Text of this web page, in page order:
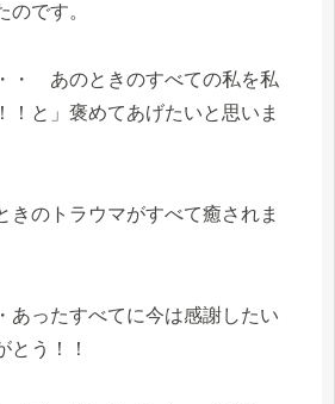
のです。
・ あのときのすべての私を私
！と」褒めてあげたいと思いま
きのトラウマがすべて癒されま
あったすべてに今は感謝したい
とう！！